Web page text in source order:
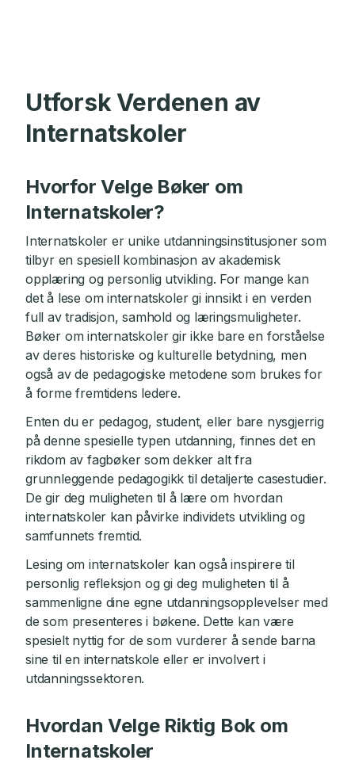
Utforsk Verdenen av
Internatskoler
Hvorfor Velge Bøker om
Internatskoler?
Internatskoler er unike utdanningsinstitusjoner som
tilbyr en spesiell kombinasjon av akademisk
opplæring og personlig utvikling. For mange kan
det å lese om internatskoler gi innsikt i en verden
full av tradisjon, samhold og læringsmuligheter.
Bøker om internatskoler gir ikke bare en forståelse
av deres historiske og kulturelle betydning, men
også av de pedagogiske metodene som brukes for
å forme fremtidens ledere.
Enten du er pedagog, student, eller bare nysgjerrig
på denne spesielle typen utdanning, finnes det en
rikdom av fagbøker som dekker alt fra
grunnleggende pedagogikk til detaljerte casestudier.
De gir deg muligheten til å lære om hvordan
internatskoler kan påvirke individets utvikling og
samfunnets fremtid.
Lesing om internatskoler kan også inspirere til
personlig refleksjon og gi deg muligheten til å
sammenligne dine egne utdanningsopplevelser med
de som presenteres i bøkene. Dette kan være
spesielt nyttig for de som vurderer å sende barna
sine til en internatskole eller er involvert i
utdanningssektoren.
Hvordan Velge Riktig Bok om
Internatskoler